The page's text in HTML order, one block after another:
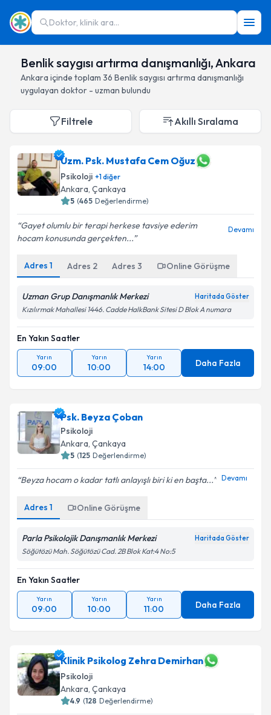
Doktor, klinik ara...
Benlik saygısı artırma danışmanlığı, Ankara
Ankara içinde toplam 36 Benlik saygısı artırma danışmanlığı
uygulayan doktor - uzman bulundu
Filtrele Akıllı Sıralama
Uzm. Psk. Mustafa Cem Oğuz
Psikoloji +1diğer
Ankara, Çankaya
5 (465 Değerlendirme)
Gayet olumlu bir terapi herkese tavsiye ederim
hocam konusunda gerçekten...
Devamı
Adres 1 Adres 2 Adres 3 Online Görüşme
Uzman Grup Danışmanlık Merkezi Haritada Göster
Kızılırmak Mahallesi 1446. Cadde HalkBank Sitesi D Blok A numara
En Yakın Saatler
Yarın
09:00
Yarın
10:00
Yarın
14:00 Daha Fazla
Psk. Beyza Çoban
Psikoloji
Ankara, Çankaya
5 (125 Değerlendirme)
Beyza hocam o kadar tatlı anlayışlı biri ki en başta... Devamı
Adres 1 Online Görüşme
Parla Psikolojik Danışmanlık Merkezi Haritada Göster
Söğütözü Mah. Söğütözü Cad. 2B Blok Kat:4 No:5
En Yakın Saatler
Yarın
09:00
Yarın
10:00
Yarın
11:00 Daha Fazla
Klinik Psikolog Zehra Demirhan
Psikoloji
Ankara, Çankaya
4.9 (128 Değerlendirme)